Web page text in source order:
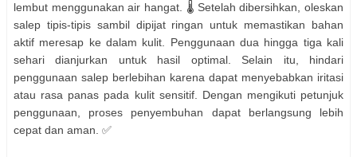
lembut menggunakan air hangat. 🌡️ Setelah dibersihkan, oleskan
salep tipis-tipis sambil dipijat ringan untuk memastikan bahan
aktif meresap ke dalam kulit. Penggunaan dua hingga tiga kali
sehari dianjurkan untuk hasil optimal. Selain itu, hindari
penggunaan salep berlebihan karena dapat menyebabkan iritasi
atau rasa panas pada kulit sensitif. Dengan mengikuti petunjuk
penggunaan, proses penyembuhan dapat berlangsung lebih
cepat dan aman. ✅